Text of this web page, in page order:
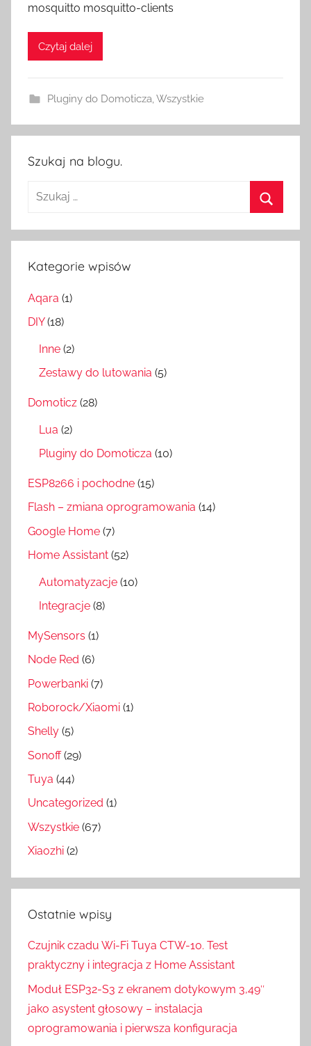
w
t
mosquitto mosquitto-clients
Czytaj dalej
Pluginy do Domoticza,Wszystkie
Szukaj na blogu.
Szukaj:
Kategorie wpisów
Aqara (1)
DIY(18)
Inne (2)
Zestawy do lutowania (5)
Domoticz (28)
Lua (2)
Pluginy do Domoticza (10)
ESP8266 i pochodne (15)
Flash – zmiana oprogramowania (14)
Google Home (7)
Home Assistant (52)
Automatyzacje (10)
Integracje (8)
MySensors (1)
Node Red (6)
Powerbanki (7)
Roborock/Xiaomi (1)
Shelly (5)
Sonoff(29)
Tuya (44)
Uncategorized (1)
Wszystkie (67)
Xiaozhi (2)
Ostatnie wpisy
Czujnik czadu Wi-Fi Tuya CTW-10. Test
praktyczny i integracja z Home Assistant
Moduł ESP32-S3 z ekranem dotykowym 3,49″
jako asystent głosowy – instalacja
oprogramowania i pierwsza konfiguracja